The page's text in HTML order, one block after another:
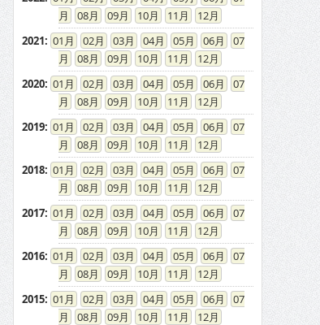
08
09 10 11
12
2021: 01 02 03 04 05 06
07
08
09 10 11
12
2020: 01 02 03 04 05 06
07
08
09 10 11
12
2019: 01 02 03 04 05 06
07
08
09 10 11
12
2018: 01 02 03 04 05 06
07
08
09 10 11
12
2017: 01 02 03 04 05 06
07
08
09 10 11
12
2016: 01 02 03 04 05 06
07
08
09 10 11
12
2015: 01 02 03 04 05 06
07
08
09 10 11
12